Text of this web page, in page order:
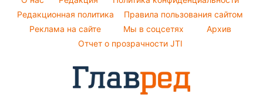
София Ротару
Новости Тернополя
Новости Ровно
Новости Запорожья
Новости Одессы
Пылевая буря
Народные приметы
Все о шоу-бизнесе
Редакционная политика
Правила пользования сайтом
Реклама на сайте
Мы в соцсетях
Архив
Отчет о прозрачности JTI